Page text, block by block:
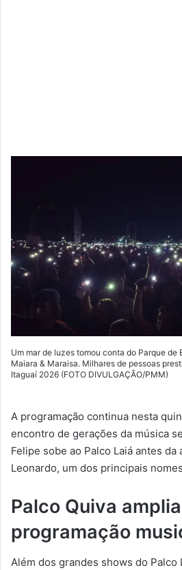
Um mar de luzes tomou conta do Parque de
Maiara & Maraisa. Milhares de pessoas
Itaguaí 2026 (FOTO DIVULGAÇÃO/PMM)
A programação continua nesta
encontro de gerações da música
Felipe sobe ao Palco Laiá antes da
Leonardo, um dos principais
Palco Quiva
programação
Além dos grandes shows do Palco